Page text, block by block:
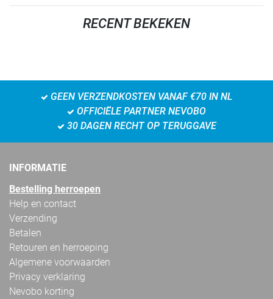
RECENT BEKEKEN
GEEN VERZENDKOSTEN VANAF €70 IN NL
OFFICIËLE PARTNER NEVOBO
30 DAGEN RECHT OP TERUGGAVE
INFORMATIE
Bestelling herroepen
Help en contact
Verzending
Betalen
Retouren en herroeping
Algemene voorwaarden
Privacy verklaring
Nevobo korting